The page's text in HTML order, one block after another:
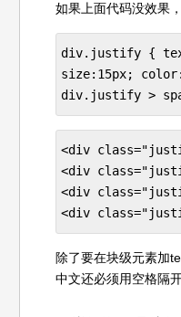
如果上面代码没效果
div.justify {
size:15px;
div.justify >
<div
<div
<div
<div
除了要在块级元素加
中文还必须用空格隔